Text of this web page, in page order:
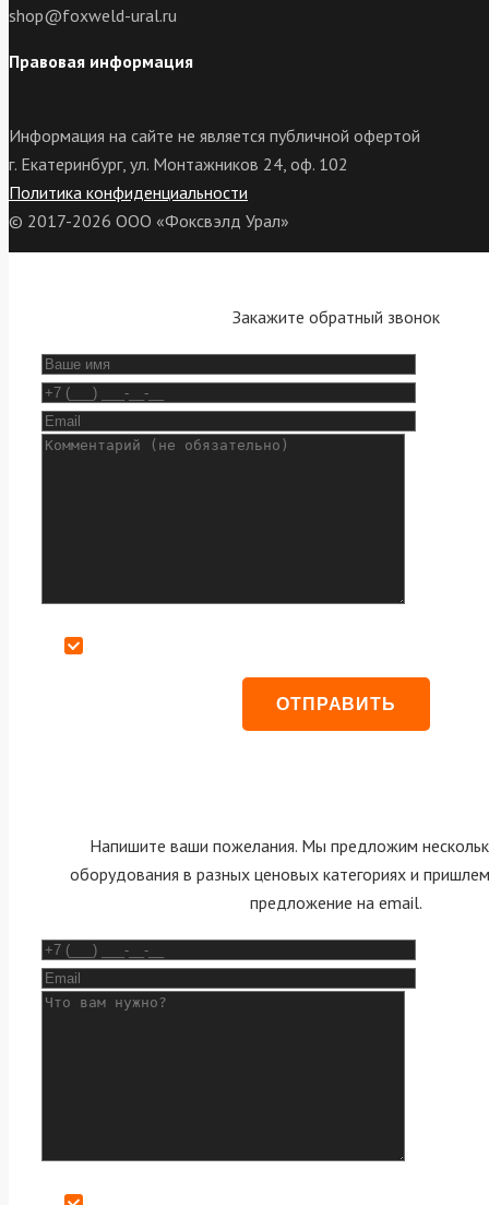
shop@foxweld-ural.ru
Правовая информация
Информация на сайте не является публичной офертой
г. Екатеринбург, ул. Монтажников 24, оф. 102
Политика конфиденциальности
© 2017-2026 ООО «Фоксвэлд Урал»
Закажите обратный звонок
Напишите ваши пожелания. Мы предложим
оборудования в разных ценовых категориях и
предложение на email.